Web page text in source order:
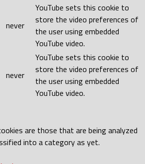
never
YouTube sets this cookie to
store the video preferences of
the user using embedded
YouTube video.
never
YouTube sets this cookie to
store the video preferences of
the user using embedded
YouTube video.
are those that are being analyzed
into a category as yet.